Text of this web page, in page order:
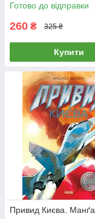
Готово до відправки
260 ₴ 325 ₴
Купити
Привид Києва. Манґа